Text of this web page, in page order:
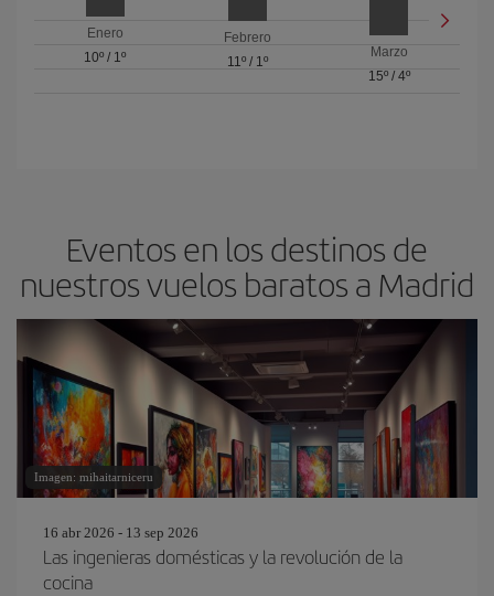
Enero
10º / 1º
Febrero
11º/ 1º
Marzo
15º/ 4º
Eventos en los destinos de
nuestros vuelos baratos a Madrid
Imagen: mihaitarniceru
16 abr 2026 - 13 sep 2026
Las ingenieras domésticas y la revolución de la
cocina